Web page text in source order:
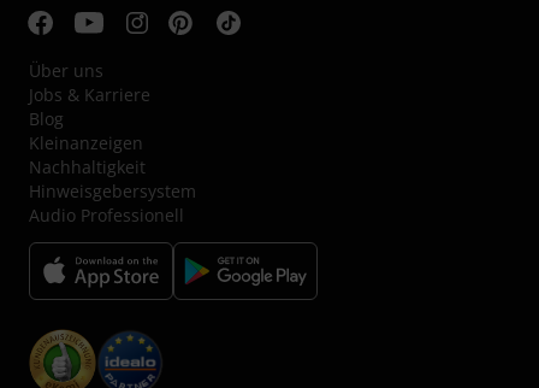
Über uns
Jobs & Karriere
Blog
Kleinanzeigen
Nachhaltigkeit
Hinweisgebersystem
Audio Professionell